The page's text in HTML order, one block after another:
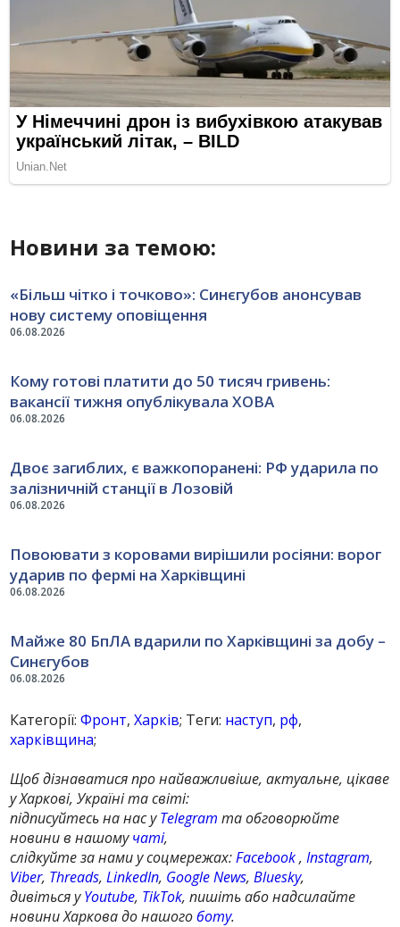
Новини за темою:
06.08.2026
«Більш чітко і точково»: Синєгубов анонсував
нову систему оповіщення
06.08.2026
Кому готові платити до 50 тисяч гривень:
вакансії тижня опублікувала ХОВА
06.08.2026
Двоє загиблих, є важкопоранені: РФ ударила по
залізничній станції в Лозовій
06.08.2026
Повоювати з коровами вирішили росіяни: ворог
ударив по фермі на Харківщині
06.08.2026
Майже 80 БпЛА вдарили по Харківщині за добу –
Синєгубов
Категорії:Фронт,Харків; Теги: наступ, рф,
харківщина;
Щоб дізнаватися про найважливіше, актуальне, цікаве
у Харкові, Україні та світі:
підписуйтесь на нас уTelegram та обговорюйте
новини в нашомучаті,
слідкуйте за нами у соцмережах:Facebook,Instagram,
Viber, Threads,LinkedIn, Google News,Bluesky,
дивіться уYoutube, TikTok, пишіть або надсилайте
новини Харкова до нашогоботу.